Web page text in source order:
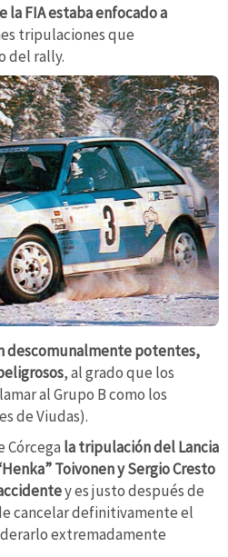
la FIA estaba enfocado a
tripulaciones que
del rally.
descomunalmente potentes,
, al grado que los
al Grupo B como los
de Viudas).
Córcega la tripulación del Lancia
Toivonen y Sergio Cresto
y es justo después de
cancelar definitivamente el
extremadamente